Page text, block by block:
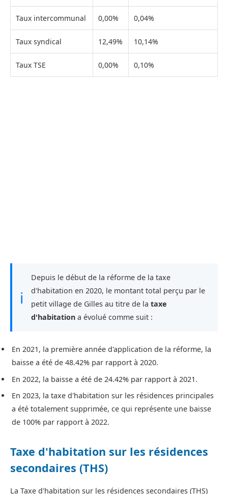
Taux intercommunal 0,00% 0,04%
Taux syndical 12,49% 10,14%
Taux TSE 0,00% 0,10%
ℹ
Depuis le début de la réforme de la taxe
d'habitation en 2020, le montant total perçu par le
petit village de Gilles au titre de la taxe
d'habitation a évolué comme suit :
En 2021, la première année d'application de la réforme, la
baisse a été de 48.42% par rapport à 2020.
En 2022, la baisse a été de 24.42% par rapport à 2021.
En 2023, la taxe d'habitation sur les résidences principales
a été totalement supprimée, ce qui représente une baisse
de 100% par rapport à 2022.
Taxe d'habitation sur les résidences
secondaires (THS)
La Taxe d'habitation sur les résidences secondaires (THS)